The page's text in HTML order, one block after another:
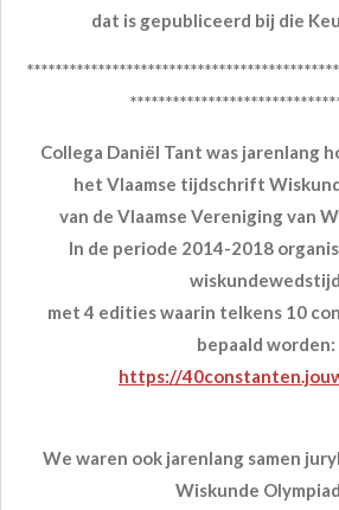
dat is gepubliceerd bij die
Collega Daniël Tant was jarenlang
het Vlaamse tijdschrift
van de Vlaamse Vereniging van
In de periode 2014-2018
wiskundewedstijd
met 4 edities waarin telkens 10
bepaald worden:
https://
We waren ook jarenlang samen
Wiskunde